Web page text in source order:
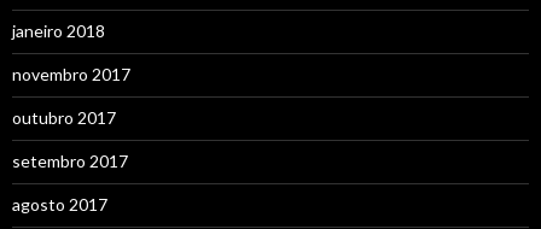
janeiro 2018
novembro 2017
outubro 2017
setembro 2017
agosto 2017